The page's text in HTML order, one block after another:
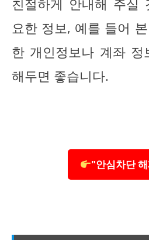
친절하게 안내해 주실
요한 정보, 예를 들어
한 개인정보나 계좌
해두면 좋습니다.
"안심차단